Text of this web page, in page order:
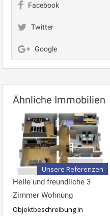
Facebook
Twitter
Google
Ähnliche Immobilien
Unsere Referenzen
Helle und freundliche 3
Zimmer Wohnung
Objektbeschreibung In